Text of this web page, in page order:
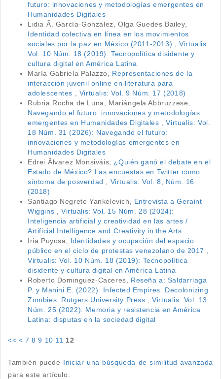
futuro: innovaciones y metodologías emergentes en
Humanidades Digitales
Lidia Ã. García-González, Olga Guedes Bailey,
Identidad colectiva en línea en los movimientos
sociales por la paz en México (2011-2013)
Virtualis:
Vol. 10 Núm. 18 (2019): Tecnopolítica disidente y
cultura digital en América Latina
María Gabriela Palazzo, Representaciones de la
interacción juvenil online en literatura para
adolescentes
Virtualis: Vol. 9 Núm. 17 (2018)
Rubria Rocha de Luna, Mariángela Abbruzzese,
Navegando el futuro: innovaciones y metodologías
emergentes en Humanidades Digitales
,Virtualis: Vol.
18 Núm. 31 (2026): Navegando el futuro:
innovaciones y metodologías emergentes en
Humanidades Digitales
Edrei Ãlvarez Monsiváis, ¿Quién ganó el debate en el
Estado de México? Las encuestas en Twitter como
síntoma de posverdad
Virtualis: Vol. 8, Núm. 16
(2018)
Santiago Negrete Yankelevich, Entrevista a Geraint
Wiggins
Virtualis: Vol. 15 Núm. 28 (2024):
Inteligencia artificial y creatividad en las artes /
Artificial Intelligence and Creativity in the Arts
Iria Puyosa, Identidades y ocupación del espacio
público en el ciclo de protestas venezolano de 2017
Virtualis: Vol. 10 Núm. 18 (2019): Tecnopolítica
disidente y cultura digital en América Latina
Roberto Dominguez-Caceres, Reseña a: Saldarriaga
P. y Manini E. (2022). Infected Empires. Decolonizing
Zombies. Rutgers University Press
,Virtualis: Vol. 13
Núm. 25 (2022): Memoria y resistencia en América
Latina: disputas en la sociedad digital
<< < 7 8 9 10 11 12
También puede Iniciar una búsqueda de similitud avanzada
para este artículo.